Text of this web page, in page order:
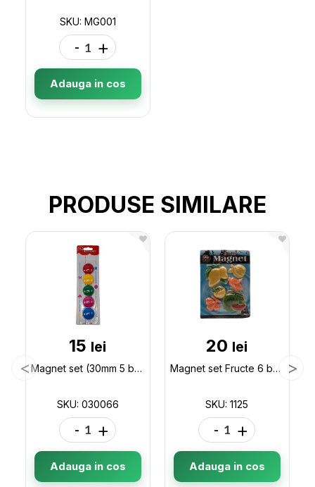
SKU: MG001
- +
Adauga in cos
PRODUSE SIMILARE
15 lei
Magnet set (30mm 5 buc)ML16-13 030066
SKU: 030066
- +
Adauga in cos
20 lei
Magnet set Fructe 6 buc 1125
SKU: 1125
- +
Adauga in cos